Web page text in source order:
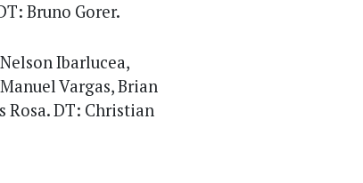
Bruno Gorer.
Ibarlucea,
Vargas, Brian
Rosa. DT: Christian